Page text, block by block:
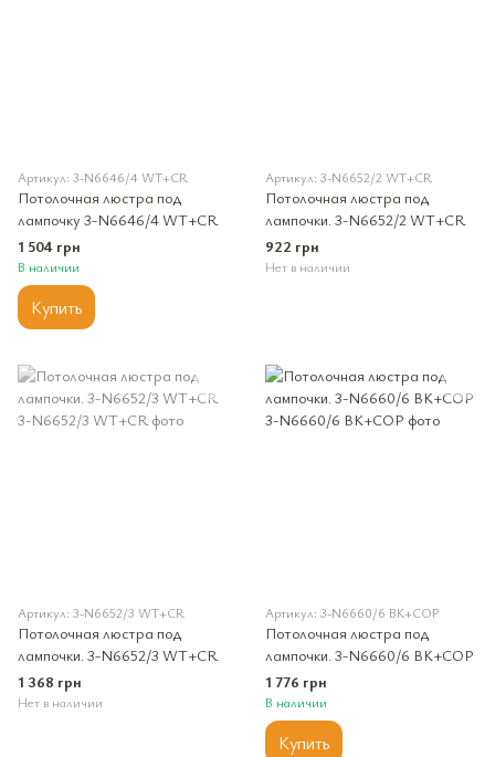
Артикул: 3-N6646/4 WT+CR
Потолочная люстра под
лампочку 3-N6646/4 WT+CR
1 504 грн
В наличии
Купить
Артикул: 3-N6652/2 WT+CR
Потолочная люстра под
лампочки. 3-N6652/2 WT+CR
922 грн
Нет в наличии
Артикул: 3-N6652/3 WT+CR
Потолочная люстра под
лампочки. 3-N6652/3 WT+CR
1 368 грн
Нет в наличии
Артикул: 3-N6660/6 BK+COP
Потолочная люстра под
лампочки. 3-N6660/6 BK+COP
1 776 грн
В наличии
Купить